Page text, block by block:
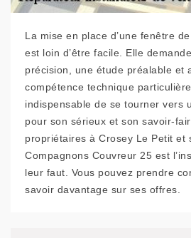
La mise en place d’une fenêtre
est loin d’être facile. Elle
précision, une étude préalable et
compétence technique
indispensable de se tourner vers
pour son sérieux et son savoir-
propriétaires à Crosey Le Petit et
Compagnons Couvreur 25 est
leur faut. Vous pouvez prendre
savoir davantage sur ses offres.